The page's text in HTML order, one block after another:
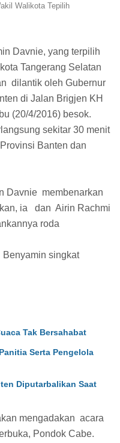
Walikota Tepilih
Davnie, yang terpilih
Tangerang Selatan
dilantik oleh Gubernur
di Jalan Brigjen KH
(20/4/2016) besok.
sekitar 30 menit
Banten dan
Davnie membenarkan
ia dan Airin Rachmi
roda
Benyamin singkat
Tak Bersahabat
Serta Pengelola
Diputarbalikan Saat
mengadakan acara
Pondok Cabe.